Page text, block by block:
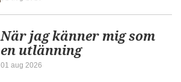
När jag känner mig som
en utlänning
01 aug 2026